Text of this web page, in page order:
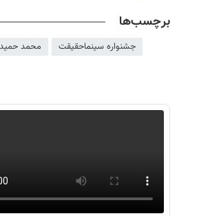
برچسب‌ها
جشنواره سینماحقیقت محمد